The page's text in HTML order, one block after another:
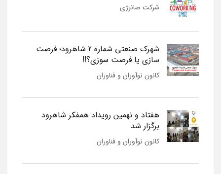
شرکت صانرژی
شهرک صنعتی شماره 2 شاهرود؛ فرصت
سازی یا فرصت سوزی؟!!
کانون نوآوران و فناوران
هفتاد و نهمین رویداد همفکر شاهرود
برگزار شد
کانون نوآوران و فناوران